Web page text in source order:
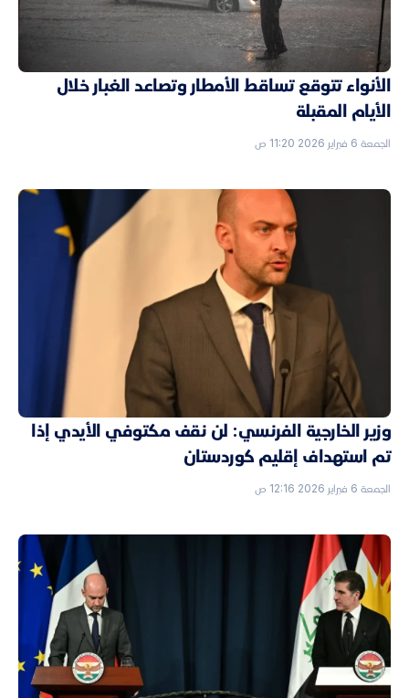
الأنواء تتوقع تساقط الأمطار وتصاعد الغبار خلال
الأيام المقبلة
الجمعة 6 فبراير 2026 11:20 ص
وزير الخارجية الفرنسي: لن نقف مكتوفي الأيدي إذا
تم استهداف إقليم كوردستان
الجمعة 6 فبراير 2026 12:16 ص